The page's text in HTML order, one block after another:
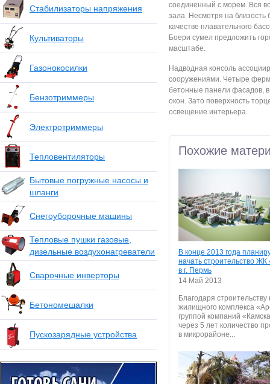
Стабилизаторы напряжения
Культиваторы
Газонокосилки
Бензотриммеры
Электротриммеры
Тепловентиляторы
Бытовые погружные насосы и
шланги
Снегоуборочные машины
Тепловые пушки газовые,
дизельные воздухонагреватели
Сварочные инверторы
Бетономешалки
Пускозарядные устройства
соединенный с морем. Вся
зала. Несмотря на
качестве плавательного
Боери сумел предложить
масштабе.
Надводная консоль
сооружениями. Четыре
бетонные панели фасадов,
окон. Зато поверхность
освещение интерьера.
Похожие
В конце 2013 года
начать строительство
в г. Пермь
14 Май 2013
Благодаря строительству
жилищного комплекса
группой компаний
через 5 лет количество
в микрорайоне...